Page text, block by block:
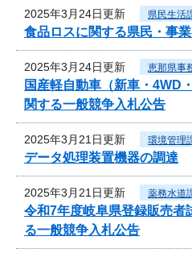
2025年3月24日更新 県民生活
食品ロスに関する県民・事
2025年3月24日更新 恵那県事
国産軽自動車（新車・4WD
関する一般競争入札公告
2025年3月21日更新 環境管理
データ処理装置機器の調達
2025年3月21日更新 薬務水道
令和7年度岐阜県登録販売者
る一般競争入札公告